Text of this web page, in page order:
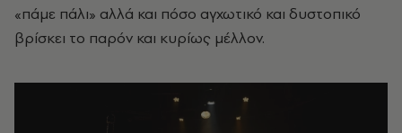
«πάμε πάλι» αλλά και πόσο αγχωτικό και δυστοπικό
βρίσκει το παρόν και κυρίως μέλλον.